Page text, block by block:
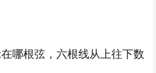
哪根弦，六根线从上往下数